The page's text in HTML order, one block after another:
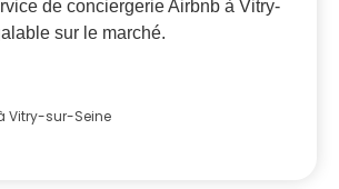
de conciergerie Airbnb à Vitry-
sur le marché.
Vitry-sur-Seine